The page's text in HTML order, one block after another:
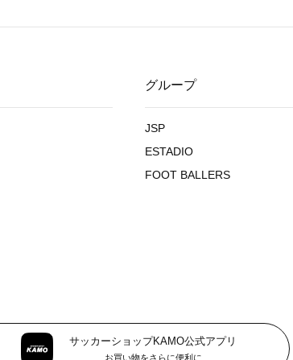
グループ
JSP
ESTADIO
FOOT BALLERS
サッカーショップKAMO公式アプリ
お買い物をさらに便利に